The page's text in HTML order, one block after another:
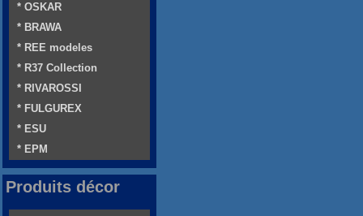
* OSKAR
* BRAWA
* REE modeles
* R37 Collection
* RIVAROSSI
* FULGUREX
* ESU
* EPM
Produits décor